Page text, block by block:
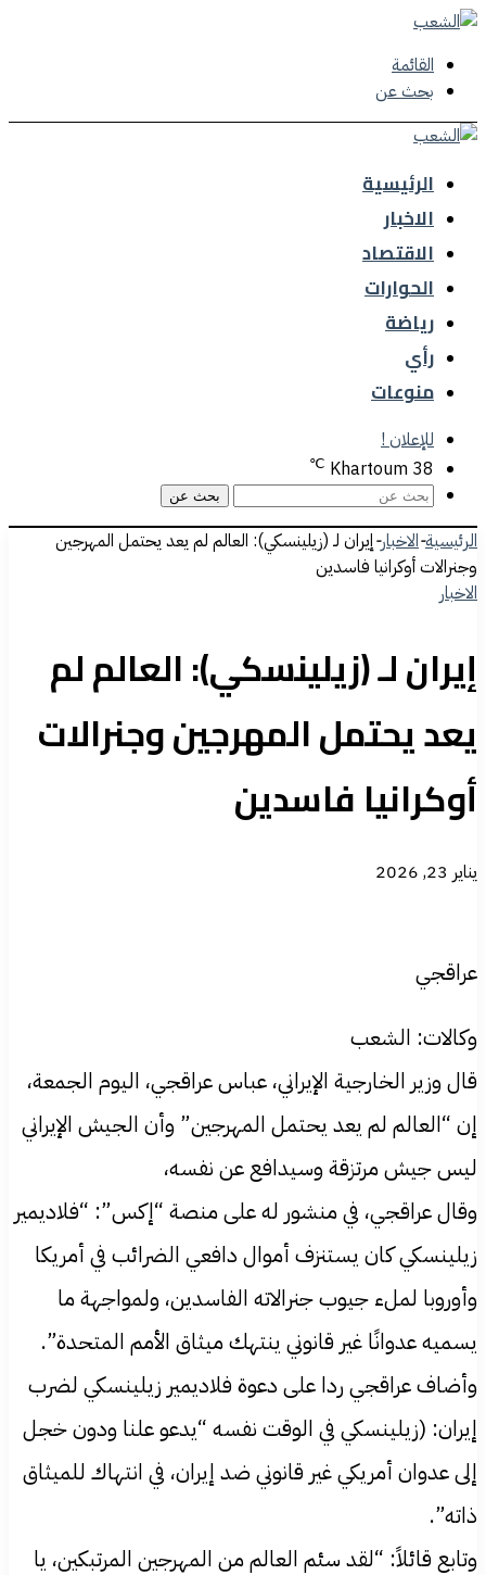
القائمة
بحث عن
الرئيسية
الاخبار
الاقتصاد
الحوارات
رياضة
رأي
منوعات
للإعلان !
Khartoum 38
℃
بحث عن
الرئيسية-الاخبار-إيران لـ (زيلينسكي): العالم لم يعد يحتمل المهرجين
وجنرالات أوكرانيا فاسدين
الاخبار
إيران لـ (زيلينسكي): العالم لم
يعد يحتمل المهرجين وجنرالات
أوكرانيا فاسدين
يناير 23, 2026
عراقجي
وكالات: الشعب
قال وزير الخارجية الإيراني، عباس عراقجي، اليوم الجمعة،
إن “العالم لم يعد يحتمل المهرجين” وأن الجيش الإيراني
ليس جيش مرتزقة وسيدافع عن نفسه،
وقال عراقجي، في منشور له على منصة “إكس”: “فلاديمير
زيلينسكي كان يستنزف أموال دافعي الضرائب في أمريكا
وأوروبا لملء جيوب جنرالاته الفاسدين، ولمواجهة ما
يسميه عدوانًا غير قانوني ينتهك ميثاق الأمم المتحدة”.
وأضاف عراقجي ردا على دعوة فلاديمير زيلينسكي لضرب
إيران: (زيلينسكي في الوقت نفسه “يدعو علنا ودون خجل
إلى عدوان أمريكي غير قانوني ضد إيران، في انتهاك للميثاق
ذاته”.
وتابع قائلاً: “لقد سئم العالم من المهرجين المرتبكين، يا